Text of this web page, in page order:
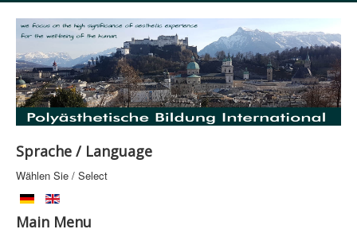
Sprache / Language
Wählen Sie / Select
Main Menu